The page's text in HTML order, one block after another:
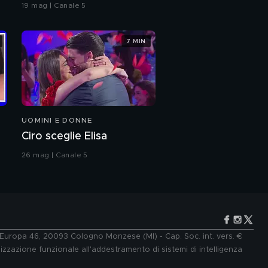
Dustin: dall'Australia ad
"Amici"
Dustin Taylor:
l'intervista integrale
in Italia"
19 mag | Canale 5
UOMINI E DONNE
Ciro sceglie Elisa
26 mag | Canale 5
7 MIN
46, 20093 Cologno Monzese (MI) - Cap. Soc. int. vers. €
funzionale all'addestramento di sistemi di intelligenza